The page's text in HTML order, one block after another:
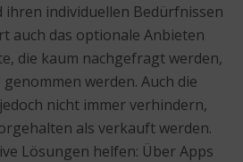
ihren individuellen Bedürfnissen
auch das optionale Anbieten
die kaum nachgefragt werden,
werden. Auch die
nicht immer verhindern,
als verkauft werden.
Lösungen helfen: Über Apps